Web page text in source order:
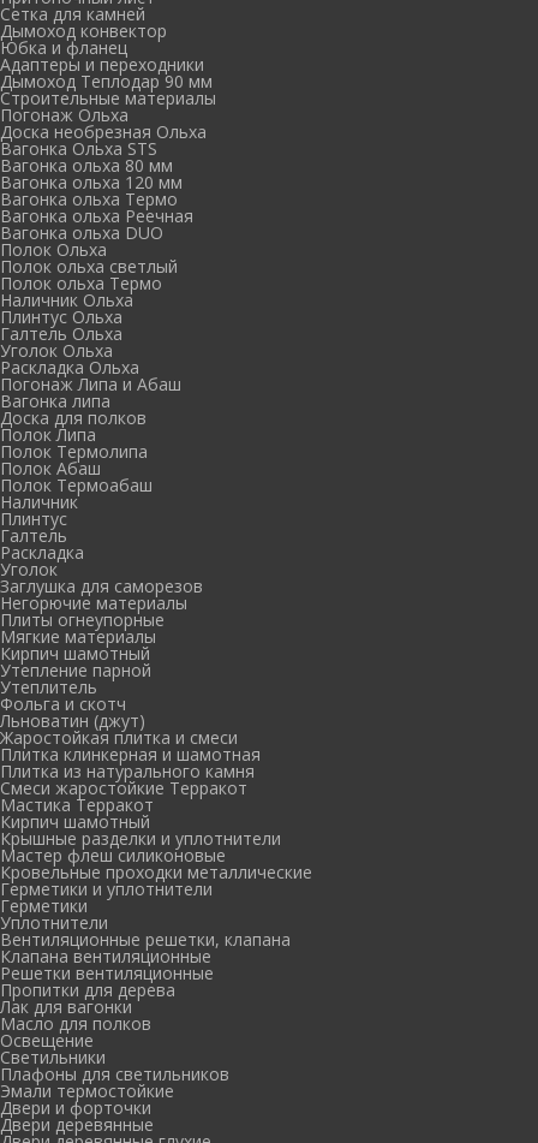
Сетка для камней
Дымоход конвектор
Юбка и фланец
Адаптеры и переходники
Дымоход Теплодар 90 мм
Cтроительные материалы
Погонаж Ольха
Доска необрезная Ольха
Вагонка Ольха STS
Вагонка ольха 80 мм
Вагонка ольха 120 мм
Вагонка ольха Термо
Вагонка ольха Реечная
Вагонка ольха DUO
Полок Ольха
Полок ольха светлый
Полок ольха Термо
Наличник Ольха
Плинтус Ольха
Галтель Ольха
Уголок Ольха
Раскладка Ольха
Погонаж Липа и Абаш
Вагонка липа
Доска для полков
Полок Липа
Полок Термолипа
Полок Абаш
Полок Термоабаш
Наличник
Плинтус
Галтель
Раскладка
Уголок
Заглушка для саморезов
Негорючие материалы
Плиты огнеупорные
Мягкие материалы
Кирпич шамотный
Утепление парной
Утеплитель
Фольга и скотч
Льноватин (джут)
Жаростойкая плитка и смеси
Плитка клинкерная и шамотная
Плитка из натурального камня
Смеси жаростойкие Терракот
Мастика Терракот
Кирпич шамотный
Крышные разделки и уплотнители
Мастер флеш силиконовые
Кровельные проходки металлические
Герметики и уплотнители
Герметики
Уплотнители
Вентиляционные решетки, клапана
Клапана вентиляционные
Решетки вентиляционные
Пропитки для дерева
Лак для вагонки
Масло для полков
Освещение
Светильники
Плафоны для светильников
Эмали термостойкие
Двери и форточки
Двери деревянные